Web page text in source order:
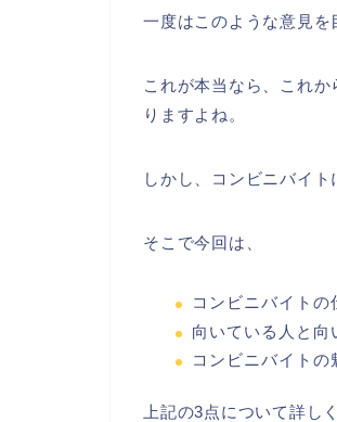
一度はこのような意見を
これが本当なら、これ
りますよね。
しかし、コンビニバイ
そこで今回は、
コンビニバイトの
向いている人と向
コンビニバイトの
上記の3点について詳し